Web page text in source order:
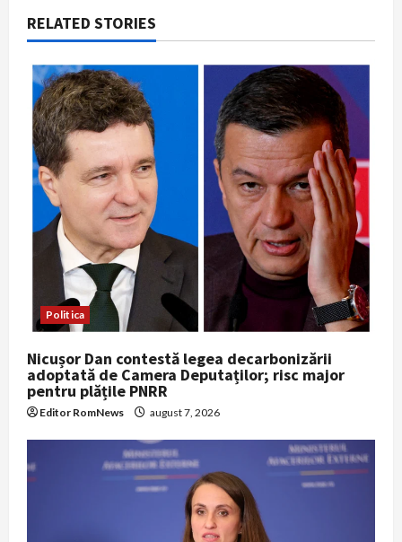
v
i
g
a
t
RELATED STORIES
Politica
Nicușor Dan contestă legea decarbonizării
adoptată de Camera Deputaților; risc major
pentru plățile PNRR
Editor RomNews august 7, 2026